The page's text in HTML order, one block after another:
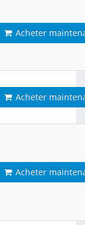
Acheter
Acheter
Acheter